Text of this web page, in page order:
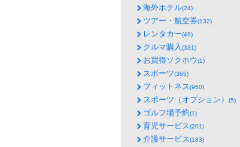
海外ホテル(24)
ツアー・航空券(132)
レンタカー(49)
クルマ購入(331)
お買得ソクホウ(1)
スポーツ(365)
フィットネス(950)
スポーツ（オプション） (5)
ゴルフ場予約(1)
育児サービス(201)
介護サービス(183)